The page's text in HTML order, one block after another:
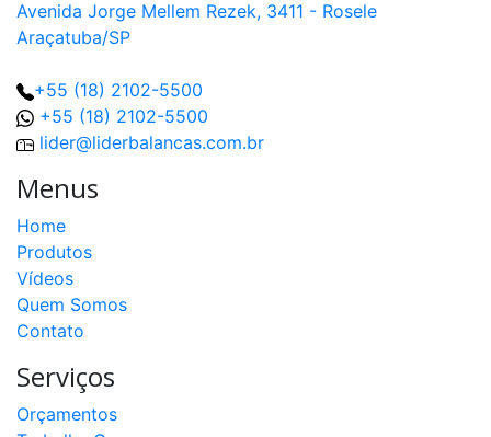
Avenida Jorge Mellem Rezek, 3411 - Rosele
Araçatuba/SP
+55 (18) 2102-5500
+55 (18) 2102-5500
lider@liderbalancas.com.br
Menus
Home
Produtos
Vídeos
Quem Somos
Contato
Serviços
Orçamentos